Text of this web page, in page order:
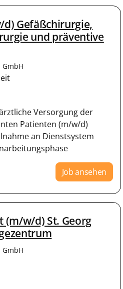
Gefäßchirurgie,
und präventive
Versorgung der
Patienten (m/w/d)
an Dienstsystem
Job ansehen
(m/w/d) St. Georg